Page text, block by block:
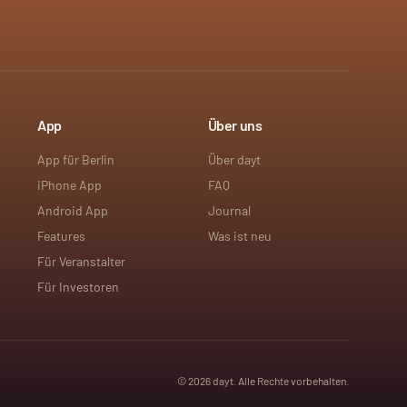
App
App für Berlin
iPhone App
Android App
Features
Für Veranstalter
Für Investoren
Über uns
Über dayt
FAQ
Journal
Was ist neu
©2026dayt. Alle Rechte vorbehalten.